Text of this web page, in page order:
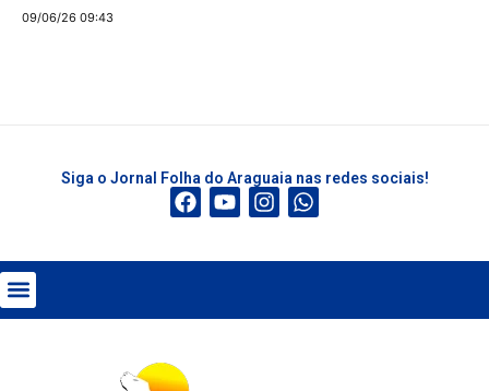
09/06/26 09:43
Siga o Jornal Folha do Araguaia nas redes sociais!